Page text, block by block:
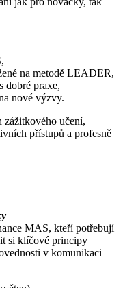
na metodě LEADER,
dobré praxe,
nové výzvy.
zážitkového učení,
přístupů a profesně
MAS, kteří potřebují
si klíčové principy
v komunikaci